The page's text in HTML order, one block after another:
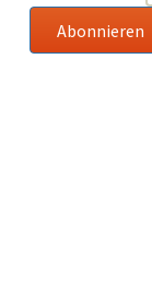
Abonnieren